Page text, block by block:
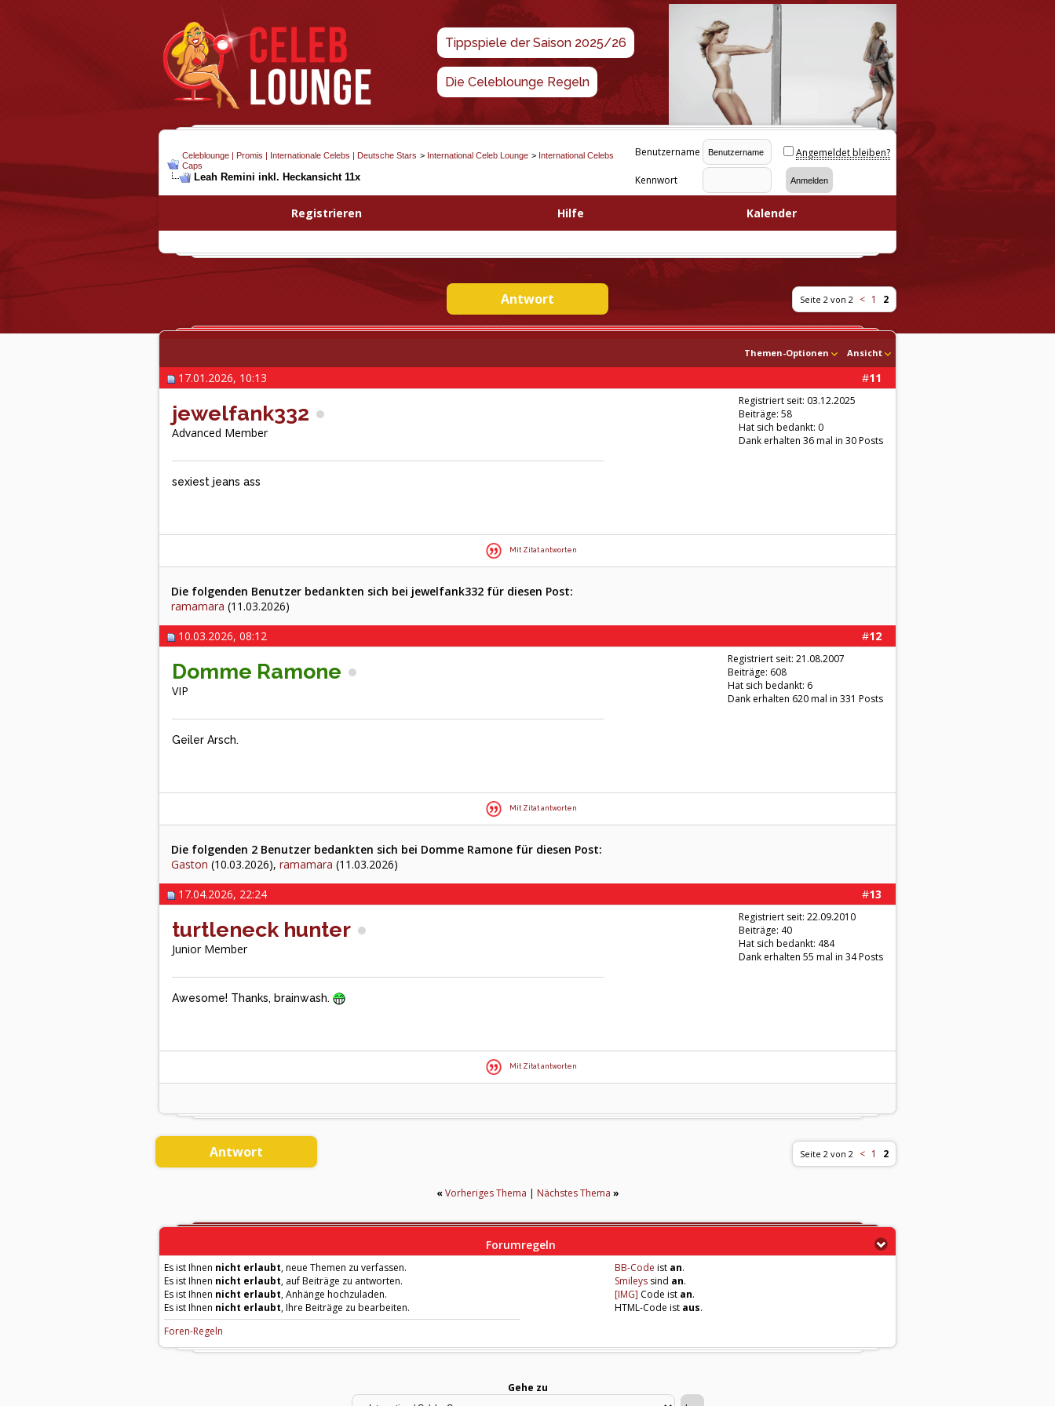
Tippspiele der Saison 2025/26
Die Celeblounge Regeln
Celeblounge | Promis | Internationale Celebs | Deutsche Stars > International Celeb Lounge > International Celebs
Caps
Leah Remini inkl. Heckansicht 11x
Benutzername Angemeldet bleiben?
Kennwort
Registrieren Hilfe Kalender
Antwort Seite 2 von 2 < 1 2
Themen-Optionen Ansicht
#11
17.01.2026, 10:13
jewelfank332
Advanced Member
Registriert seit: 03.12.2025
Beiträge: 58
Hat sich bedankt: 0
Dank erhalten 36 mal in 30 Posts
sexiest jeans ass
Mit Zitat antworten
Die folgenden Benutzer bedankten sich bei jewelfank332 für diesen Post:
ramamara (11.03.2026)
#12
10.03.2026, 08:12
Domme Ramone
VIP
Registriert seit: 21.08.2007
Beiträge: 608
Hat sich bedankt: 6
Dank erhalten 620 mal in 331 Posts
Geiler Arsch.
Mit Zitat antworten
Die folgenden 2 Benutzer bedankten sich bei Domme Ramone für diesen Post:
Gaston (10.03.2026), ramamara (11.03.2026)
#13
17.04.2026, 22:24
turtleneck hunter
Junior Member
Registriert seit: 22.09.2010
Beiträge: 40
Hat sich bedankt: 484
Dank erhalten 55 mal in 34 Posts
Awesome! Thanks, brainwash.
Mit Zitat antworten
Antwort Seite 2 von 2 < 1 2
« Vorheriges Thema | Nächstes Thema »
Forumregeln
Es ist Ihnen nicht erlaubt, neue Themen zu verfassen.
Es ist Ihnen nicht erlaubt, auf Beiträge zu antworten.
Es ist Ihnen nicht erlaubt, Anhänge hochzuladen.
Es ist Ihnen nicht erlaubt, Ihre Beiträge zu bearbeiten.
Foren-Regeln
BB-Code ist an.
Smileys sind an.
[IMG] Code ist an.
HTML-Code ist aus.
Gehe zu